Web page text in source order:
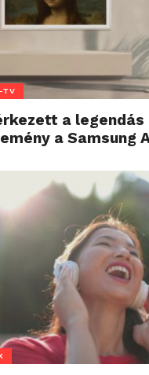
TV
a legendás
a Samsung